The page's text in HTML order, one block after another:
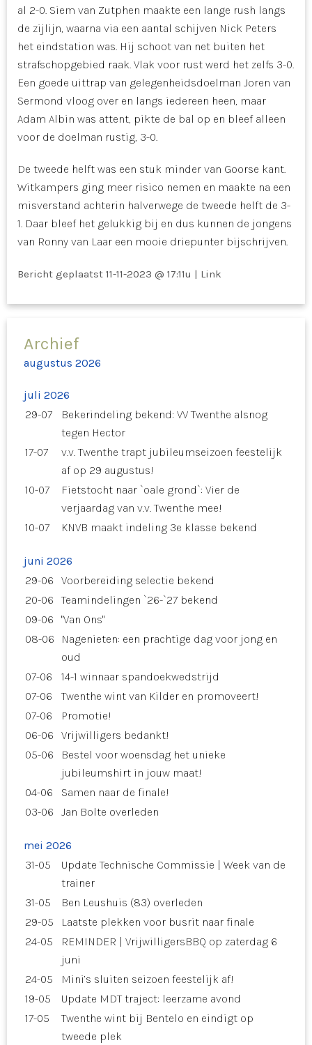
al 2-0. Siem van Zutphen maakte een lange rush langs
de zijlijn, waarna via een aantal schijven Nick Peters
het eindstation was. Hij schoot van net buiten het
strafschopgebied raak. Vlak voor rust werd het zelfs 3-0.
Een goede uittrap van gelegenheidsdoelman Joren van
Sermond vloog over en langs iedereen heen, maar
Adam Albin was attent, pikte de bal op en bleef alleen
voor de doelman rustig, 3-0.
De tweede helft was een stuk minder van Goorse kant.
Witkampers ging meer risico nemen en maakte na een
misverstand achterin halverwege de tweede helft de 3-
1. Daar bleef het gelukkig bij en dus kunnen de jongens
van Ronny van Laar een mooie driepunter bijschrijven.
Bericht geplaatst 11-11-2023 @ 17:11u | Link
Archief
augustus 2026
juli 2026
29-07
Bekerindeling bekend: VV Twenthe alsnog
tegen Hector
17-07
v.v. Twenthe trapt jubileumseizoen feestelijk
af op 29 augustus!
10-07
Fietstocht naar `oale grond`: Vier de
verjaardag van v.v. Twenthe mee!
10-07
KNVB maakt indeling 3e klasse bekend
juni 2026
29-06
Voorbereiding selectie bekend
20-06
Teamindelingen `26-`27 bekend
09-06
"Van Ons"
08-06
Nagenieten: een prachtige dag voor jong en
oud
07-06
14-1 winnaar spandoekwedstrijd
07-06
Twenthe wint van Kilder en promoveert!
07-06
Promotie!
06-06
Vrijwilligers bedankt!
05-06
Bestel voor woensdag het unieke
jubileumshirt in jouw maat!
04-06
Samen naar de finale!
03-06
Jan Bolte overleden
mei 2026
31-05
Update Technische Commissie | Week van de
trainer
31-05
Ben Leushuis (83) overleden
29-05
Laatste plekken voor busrit naar finale
24-05
REMINDER | VrijwilligersBBQ op zaterdag 6
juni
24-05
Mini’s sluiten seizoen feestelijk af!
19-05
Update MDT traject: leerzame avond
17-05
Twenthe wint bij Bentelo en eindigt op
tweede plek